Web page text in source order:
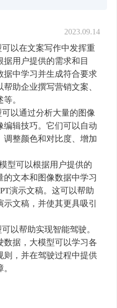
2023.09.14
以在文案写作中发挥重
用户提供的需求和目
据中学习并生成符合要求
助企业撰写营销文案、
。
以通过分析大量的图像
编辑技巧。它们可以自动
调整颜色和对比度、增加
型可以根据用户提供的
的文本和图像数据中学习
演示文稿。这可以帮助
示文稿，并使其更具吸引
以帮助实现智能驾驶。
数据，大模型可以学习各
则，并在驾驶过程中提供